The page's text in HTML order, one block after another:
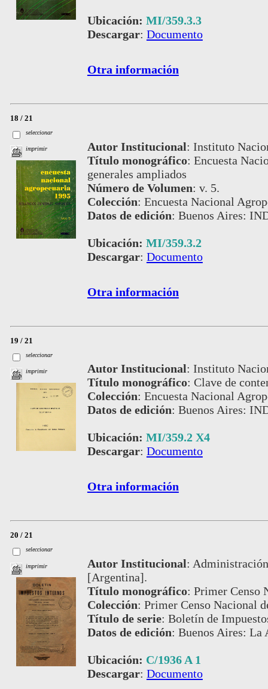
Ubicación: MI/359.3.3
Descargar: Documento
Otra información
18 / 21
seleccionar
imprimir Autor Institucional: Instituto
Título monográfico: Encuesta
generales ampliados
Número de Volumen: v. 5.
Colección: Encuesta Nacional
Datos de edición: Buenos Aires:
Ubicación: MI/359.3.2
Descargar: Documento
Otra información
19 / 21
seleccionar
imprimir Autor Institucional: Instituto
Título monográfico: Clave de
Colección: Encuesta Nacional
Datos de edición: Buenos Aires:
Ubicación: MI/359.2 X4
Descargar: Documento
Otra información
20 / 21
seleccionar
imprimir Autor Institucional:
[Argentina].
Título monográfico: Primer Censo
Colección: Primer Censo Nacional
Título de serie: Boletín de
Datos de edición: Buenos Aires: La
Ubicación: C/1936 A 1
Descargar: Documento